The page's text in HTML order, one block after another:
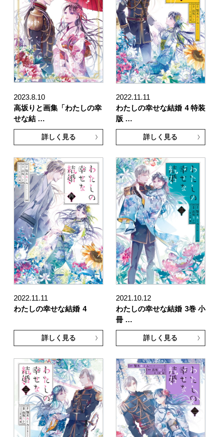
2023.8.10
高坂りと画集「わたしの幸
せな結 …
詳しく見る
2022.11.11
わたしの幸せな結婚 4 特装
版 …
詳しく見る
2022.11.11
わたしの幸せな結婚 4
詳しく見る
2021.10.12
わたしの幸せな結婚 3巻 小
冊 …
詳しく見る